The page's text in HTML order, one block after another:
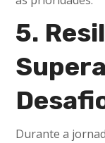
5.
Durante a